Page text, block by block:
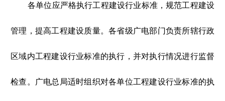
各单位应严格执行工程建设行业标准，规范工程建设
管理，提高工程建设质量。各省级广电部门负责所辖行政
区域内工程建设行业标准的执行，并对执行情况进行监督
检查。广电总局适时组织对各单位工程建设行业标准的执